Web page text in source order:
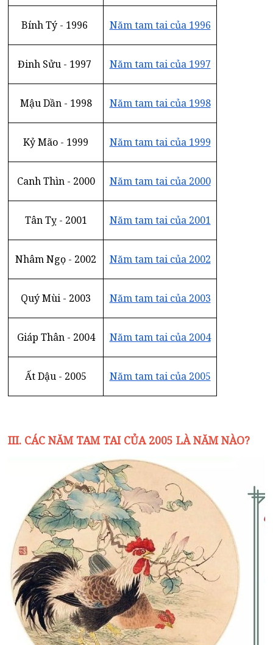
Bính Tý - 1996 Năm tam tai của 1996
Đinh Sửu - 1997 Năm tam tai của 1997
Mậu Dần - 1998 Năm tam tai của 1998
Kỷ Mão - 1999 Năm tam tai của 1999
Canh Thìn - 2000 Năm tam tai của 2000
Tân Tỵ - 2001 Năm tam tai của 2001
Nhâm Ngọ - 2002 Năm tam tai của 2002
Quý Mùi - 2003 Năm tam tai của 2003
Giáp Thân - 2004 Năm tam tai của 2004
Ất Dậu - 2005 Năm tam tai của 2005
III. CÁC NĂM TAM TAI CỦA 2005 LÀ NĂM NÀO?